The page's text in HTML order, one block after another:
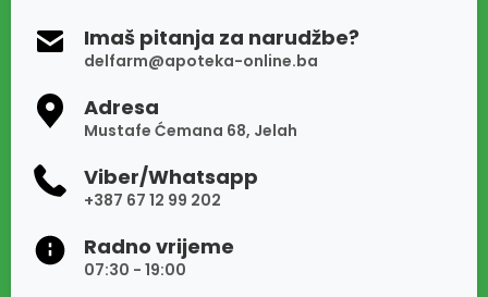
Imaš pitanja za narudžbe?
delfarm@apoteka-online.ba
Adresa
Mustafe Ćemana 68, Jelah
Viber/Whatsapp
+387 67 12 99 202
Radno vrijeme
07:30 - 19:00